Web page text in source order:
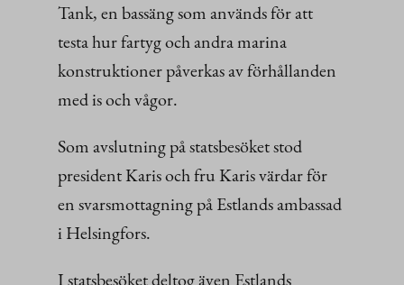
Tank, en bassäng som används för att
testa hur fartyg och andra marina
konstruktioner påverkas av förhållanden
med is och vågor.
Som avslutning på statsbesöket stod
president Karis och fru Karis värdar för
en svarsmottagning på Estlands ambassad
i Helsingfors.
I statsbesöket deltog även Estlands